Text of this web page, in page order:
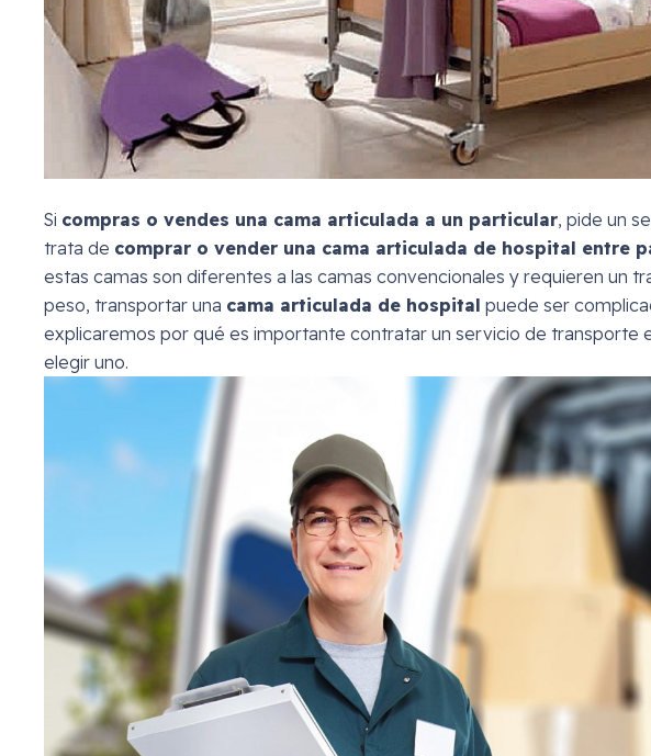
Si compras o vendes una cama articulada a un particular, pide un
trata de comprar o vender una cama articulada de hospital entre
estas camas son diferentes a las camas convencionales y requieren un
peso, transportar una cama articulada de hospital puede ser
explicaremos por qué es importante contratar un servicio de transporte
elegir uno.